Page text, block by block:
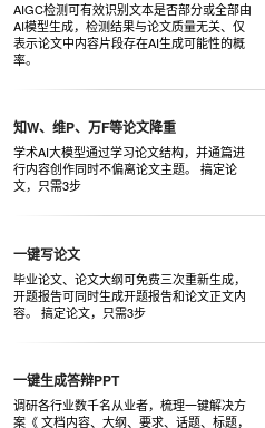
AIGC检测可有效识别文本是否部分或全部由
AI模型生成，检测结果与论文质量无关、仅
表示论文中内容片段存在AI生成可能性的概
率。
知W、维P、万F等论文降重
学术AI大模型通过学习论文结构，并通篇进
行内容创作同时不偏离论文主题。 搞定论
文，只需3步
一键写论文
毕业论文、论文大纲可免费三次重新生成，
开题报告可同时生成开题报告和论文正文内
容。 搞定论文，只需3步
一键生成答辩PPT
调研各行业数千名从业者，梳理一键解决方
案《 文档内容、大纲、要求、话题、标题，